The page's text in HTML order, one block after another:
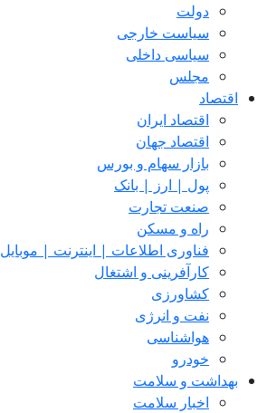
دولت
سیاست خارجی
سیاسی داخلی
مجلس
اقتصاد
اقتصاد ایران
اقتصاد جهان
بازار سهام و بورس
پول | ارز | بانک
صنعت تجارت
راه و مسکن
فناوری اطلاعات | اینترنت | موبایل
کارآفرینی و اشتغال
کشاورزی
نفت و انرژی
هواشناسی
خودرو
بهداشت و سلامت
اخبار سلامت